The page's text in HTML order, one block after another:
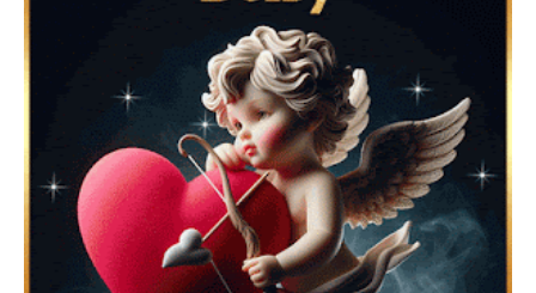
Feliz San Valentín Eudocia